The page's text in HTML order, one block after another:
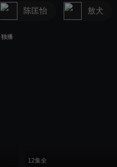
陈匡怡 敖犬
独播
12集全